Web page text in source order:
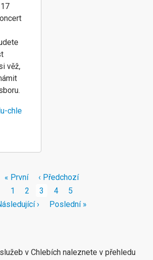
věž,
chle
First
page
« První
Předchozí
stránka
‹ Předchozí
Stránka
1 Stránka
2
Aktuální
stránka
3 Stránka
4 Stránka
5
›
Poslední
Poslední »
v Chlebích naleznete v přehledu